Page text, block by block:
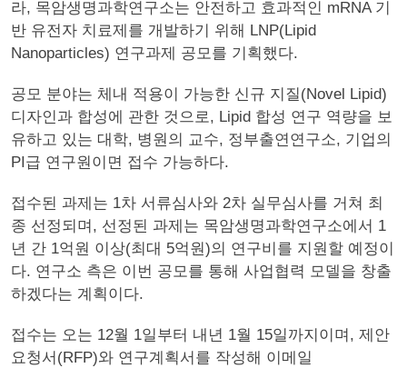
라, 목암생명과학연구소는 안전하고 효과적인 mRNA 기
반 유전자 치료제를 개발하기 위해 LNP(Lipid
Nanoparticles) 연구과제 공모를 기획했다.
공모 분야는 체내 적용이 가능한 신규 지질(Novel Lipid)
디자인과 합성에 관한 것으로, Lipid 합성 연구 역량을 보
유하고 있는 대학, 병원의 교수, 정부출연연구소, 기업의
PI급 연구원이면 접수 가능하다.
접수된 과제는 1차 서류심사와 2차 실무심사를 거쳐 최
종 선정되며, 선정된 과제는 목암생명과학연구소에서 1
년 간 1억원 이상(최대 5억원)의 연구비를 지원할 예정이
다. 연구소 측은 이번 공모를 통해 사업협력 모델을 창출
하겠다는 계획이다.
접수는 오는 12월 1일부터 내년 1월 15일까지이며, 제안
요청서(RFP)와 연구계획서를 작성해 이메일